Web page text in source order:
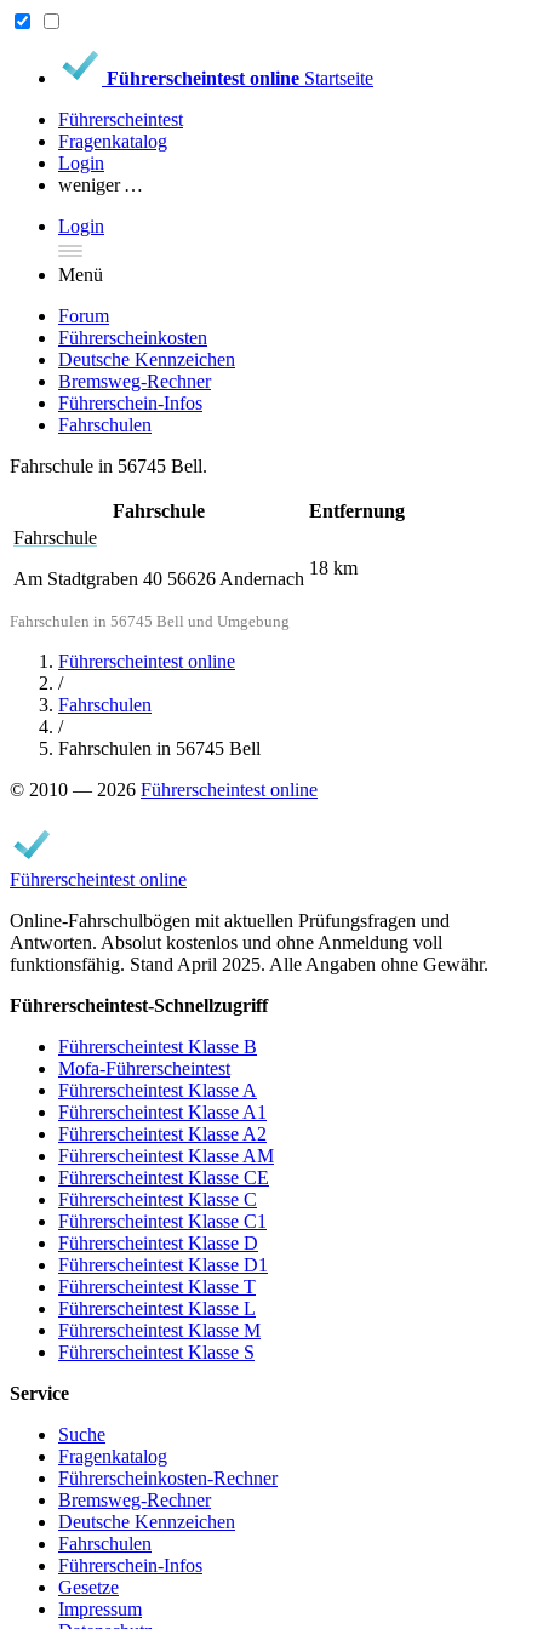
Führerscheintest online Startseite
Führerscheintest
Fragenkatalog
Login
weniger …
Login
Menü
Forum
Führerscheinkosten
Deutsche Kennzeichen
Bremsweg-Rechner
Führerschein-Infos
Fahrschulen
Fahrschule in 56745 Bell.
Fahrschulen in 56745 Bell und Umgebung
Fahrschule
Entfernung
Fahrschule
Am Stadtgraben 40 56626 Andernach
18 km
Führerscheintest online
/
Fahrschulen
/
Fahrschulen in 56745 Bell
© 2010 — 2026 Führerscheintest online
Führerscheintest online
Online-Fahrschulbögen mit aktuellen Prüfungsfragen und
Antworten. Absolut kostenlos und ohne Anmeldung voll
funktionsfähig. Stand April 2025. Alle Angaben ohne Gewähr.
Führerscheintest-Schnellzugriff
Führerscheintest Klasse B
Mofa-Führerscheintest
Führerscheintest Klasse A
Führerscheintest Klasse A1
Führerscheintest Klasse A2
Führerscheintest Klasse AM
Führerscheintest Klasse CE
Führerscheintest Klasse C
Führerscheintest Klasse C1
Führerscheintest Klasse D
Führerscheintest Klasse D1
Führerscheintest Klasse T
Führerscheintest Klasse L
Führerscheintest Klasse M
Führerscheintest Klasse S
Service
Suche
Fragenkatalog
Führerscheinkosten-Rechner
Bremsweg-Rechner
Deutsche Kennzeichen
Fahrschulen
Führerschein-Infos
Gesetze
Impressum